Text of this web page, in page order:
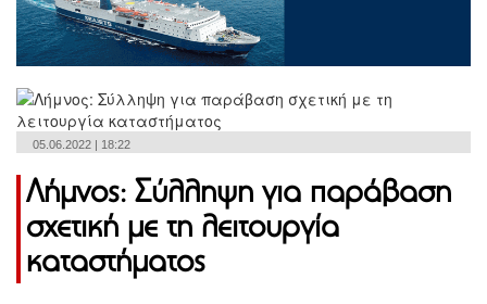
05.06.2022 | 18:22
Λήμνος: Σύλληψη για παράβαση
σχετική με τη λειτουργία
καταστήματος